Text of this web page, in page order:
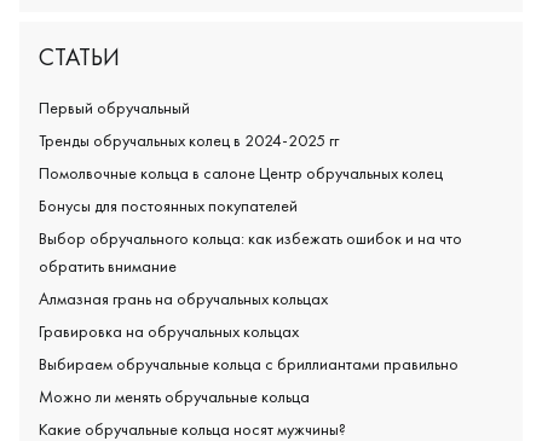
СТАТЬИ
Первый обручальный
Тренды обручальных колец в 2024-2025 гг
Помолвочные кольца в салоне Центр обручальных колец
Бонусы для постоянных покупателей
Выбор обручального кольца: как избежать ошибок и на что
обратить внимание
Алмазная грань на обручальных кольцах
Гравировка на обручальных кольцах
Выбираем обручальные кольца с бриллиантами правильно
Можно ли менять обручальные кольца
Какие обручальные кольца носят мужчины?